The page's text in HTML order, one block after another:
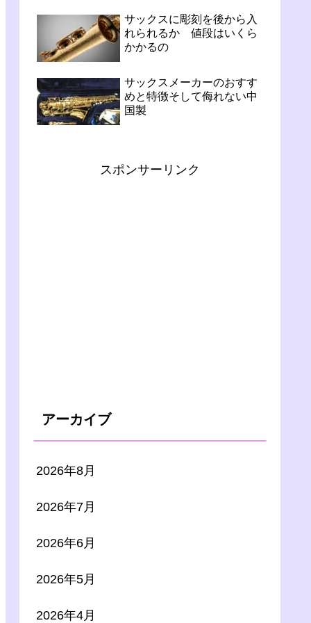
サックスに彫刻を後から入
れられるか 値段はいくら
かかるの
サックスメーカーのおすす
めと特徴そして侮れない中
国製
スポンサーリンク
アーカイブ
2026年8月
2026年7月
2026年6月
2026年5月
2026年4月